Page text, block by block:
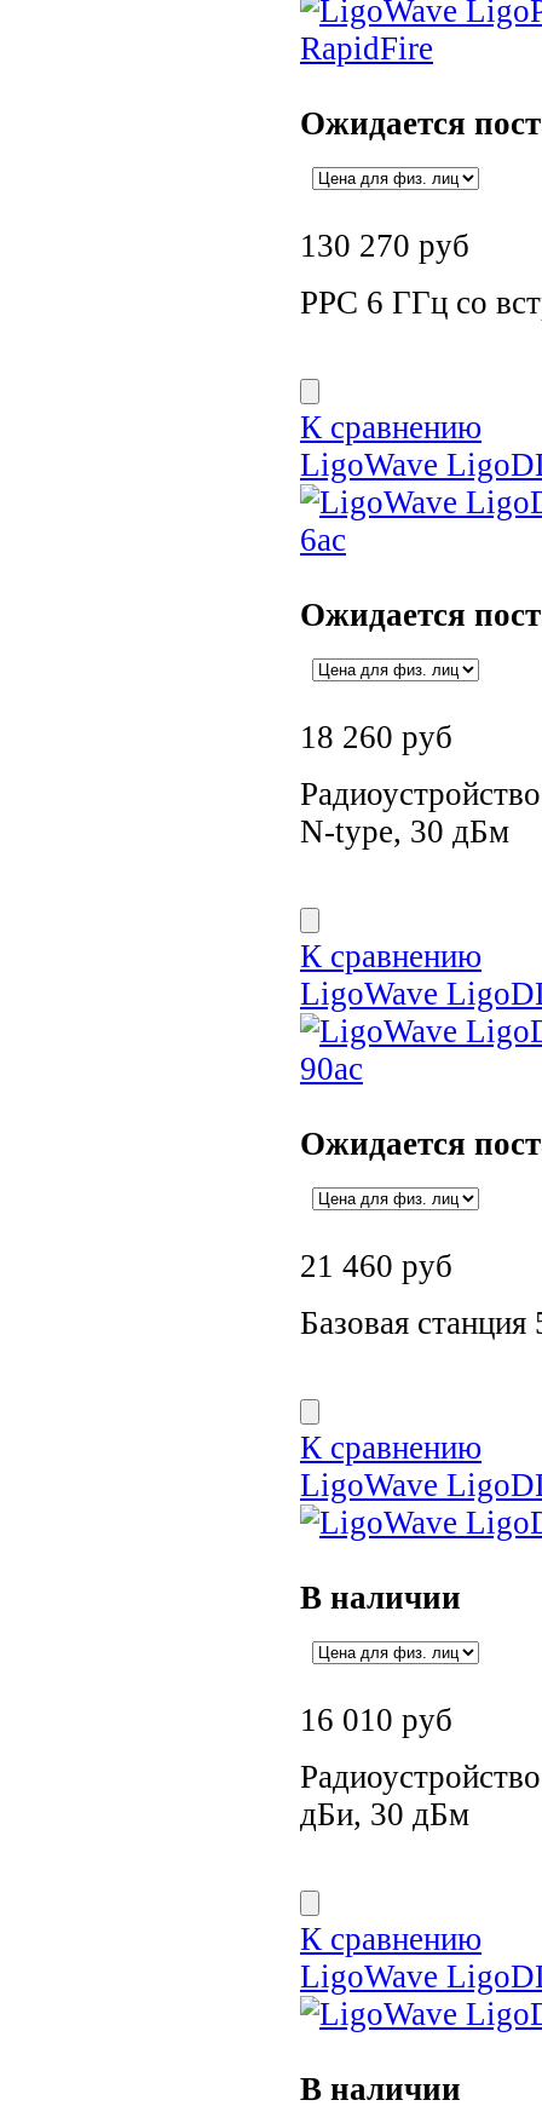
Ожидается
130 270 руб
РРС 6 ГГц со
К сравнению
LigoWave
Ожидается
18 260 руб
N-type, 30 дБм
К сравнению
LigoWave
Ожидается
21 460 руб
Базовая
К сравнению
LigoWave
В наличии
16 010 руб
дБи, 30 дБм
К сравнению
LigoWave
В наличии